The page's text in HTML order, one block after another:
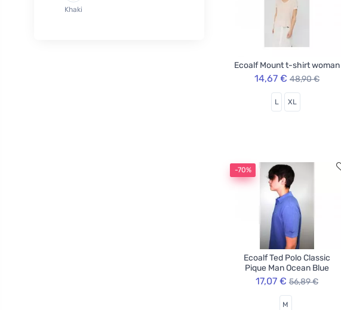
XL
Khaki
Ecoalf Mount t-shirt woman
14,67 € 48,90 €
L XL
-70%
Ecoalf Ted Polo Classic
Pique Man Ocean Blue
17,07 € 56,89 €
M